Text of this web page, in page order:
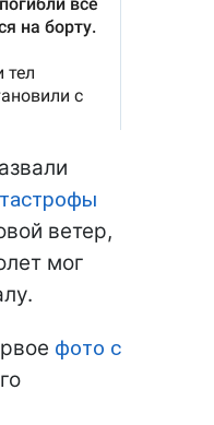
ветер,
мог
фото с